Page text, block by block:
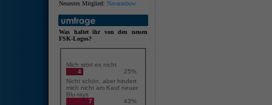
Neuestes Mitglied: Navarasbow
Was haltet ihr von den neuen
FSK-Logos?
Mich stört es nicht
4
25%
Nicht schön, aber hindert
mich nicht am Kauf neuer
Blu-rays
7
43%